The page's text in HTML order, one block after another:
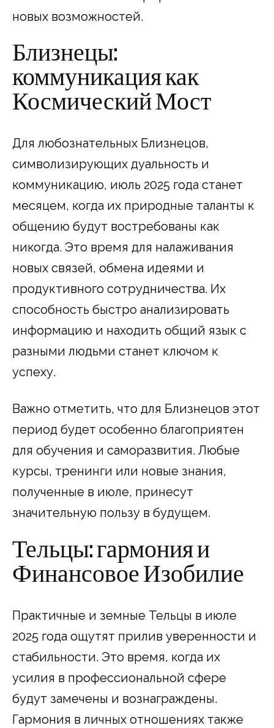
новых возможностей.
Близнецы:
коммуникация как
Космический Мост
Для любознательных Близнецов,
символизирующих дуальность и
коммуникацию, июль 2025 года станет
месяцем, когда их природные таланты к
общению будут востребованы как
никогда. Это время для налаживания
новых связей, обмена идеями и
продуктивного сотрудничества. Их
способность быстро анализировать
информацию и находить общий язык с
разными людьми станет ключом к
успеху.
Важно отметить, что для Близнецов этот
период будет особенно благоприятен
для обучения и саморазвития. Любые
курсы, тренинги или новые знания,
полученные в июле, принесут
значительную пользу в будущем.
Тельцы: гармония и
Финансовое Изобилие
Практичные и земные Тельцы в июле
2025 года ощутят прилив уверенности и
стабильности. Это время, когда их
усилия в профессиональной сфере
будут замечены и вознаграждены.
Гармония в личных отношениях также